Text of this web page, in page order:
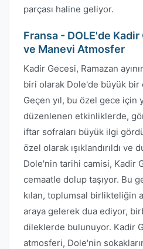
parçası haline geliyor.
Fransa - DOLE'de Kadir
ve Manevi Atmosfer
Kadir Gecesi, Ramazan
biri olarak Dole'de büyük bir
Geçen yıl, bu özel gece için
düzenlenen etkinliklerde,
iftar sofraları büyük ilgi
özel olarak ışıklandırıldı ve
Dole'nin tarihi camisi, Kadir
cemaatle dolup taşıyor. Bu
kılan, toplumsal birlikteliğin
araya gelerek dua ediyor,
dileklerde bulunuyor. Kadir
atmosferi, Dole'nin